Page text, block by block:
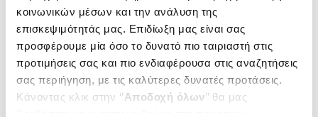
κοινωνικών μέσων και την ανάλυση της
επισκεψιμότητάς μας. Επιδίωξη μας είναι σας
προσφέρουμε μία όσο το δυνατό πιο ταιριαστή στις
προτιμήσεις σας και πιο ενδιαφέρουσα στις αναζητήσεις
σας περιήγηση, με τις καλύτερες δυνατές προτάσεις.
Κάνοντας κλικ στην ‘’Αποδοχή όλων’’ θα μας